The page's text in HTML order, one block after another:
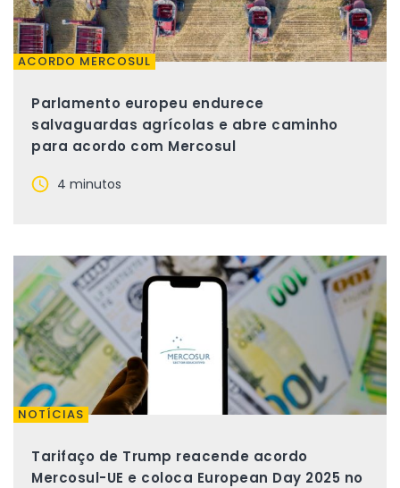
ACORDO MERCOSUL
Parlamento europeu endurece
salvaguardas agrícolas e abre caminho
para acordo com Mercosul
4 minutos
NOTÍCIAS
Tarifaço de Trump reacende acordo
Mercosul-UE e coloca European Day 2025 no